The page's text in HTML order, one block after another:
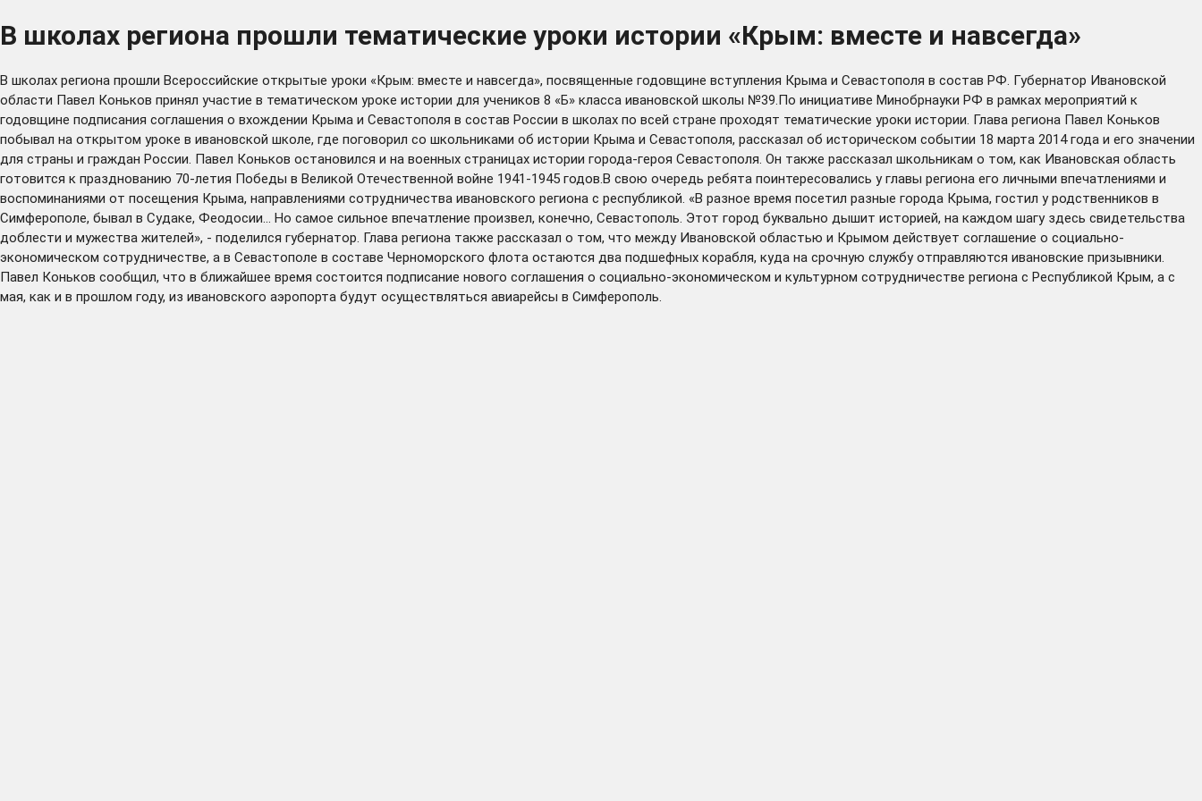
В школах региона прошли тематические уроки истории «Крым: вместе и навсегда»
В школах региона прошли Всероссийские открытые уроки «Крым: вместе и навсегда», посвященные годовщине вступления Крыма и Севастополя в состав РФ. Губернатор Ивановской
области Павел Коньков принял участие в тематическом уроке истории для учеников 8 «Б» класса ивановской школы №39.По инициативе Минобрнауки РФ в рамках мероприятий к
годовщине подписания соглашения о вхождении Крыма и Севастополя в состав России в школах по всей стране проходят тематические уроки истории. Глава региона Павел Коньков
побывал на открытом уроке в ивановской школе, где поговорил со школьниками об истории Крыма и Севастополя, рассказал об историческом событии 18 марта 2014 года и его значении
для страны и граждан России. Павел Коньков остановился и на военных страницах истории города-героя Севастополя. Он также рассказал школьникам о том, как Ивановская область
готовится к празднованию 70-летия Победы в Великой Отечественной войне 1941-1945 годов.В свою очередь ребята поинтересовались у главы региона его личными впечатлениями и
воспоминаниями от посещения Крыма, направлениями сотрудничества ивановского региона с республикой. «В разное время посетил разные города Крыма, гостил у родственников в
Симферополе, бывал в Судаке, Феодосии... Но самое сильное впечатление произвел, конечно, Севастополь. Этот город буквально дышит историей, на каждом шагу здесь свидетельства
доблести и мужества жителей», - поделился губернатор. Глава региона также рассказал о том, что между Ивановской областью и Крымом действует соглашение о социально-
экономическом сотрудничестве, а в Севастополе в составе Черноморского флота остаются два подшефных корабля, куда на срочную службу отправляются ивановские призывники.
Павел Коньков сообщил, что в ближайшее время состоится подписание нового соглашения о социально-экономическом и культурном сотрудничестве региона с Республикой Крым, а с
мая, как и в прошлом году, из ивановского аэропорта будут осуществляться авиарейсы в Симферополь.